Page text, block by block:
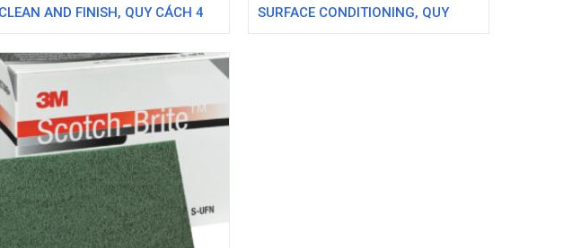
CLEAN AND FINISH, QUY CÁCH 4
SURFACE CONDITIONING, QUY